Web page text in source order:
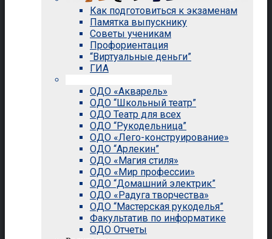
Как подготовиться к экзаменам
Памятка выпускнику
Советы ученикам
Профориентация
“Виртуальные деньги”
ГИА
ОДО «Акварель»
ОДО “Школьный театр”
ОДО Театр для всех
ОДО “Рукодельница”
ОДО «Лего-конструирование»
ОДО “Арлекин”
ОДО «Магия стиля»
ОДО «Мир профессии»
ОДО “Домашний электрик”
ОДО «Радуга творчества»
ОДО “Мастерская рукоделья”
Факультатив по информатике
ОДО Отчеты